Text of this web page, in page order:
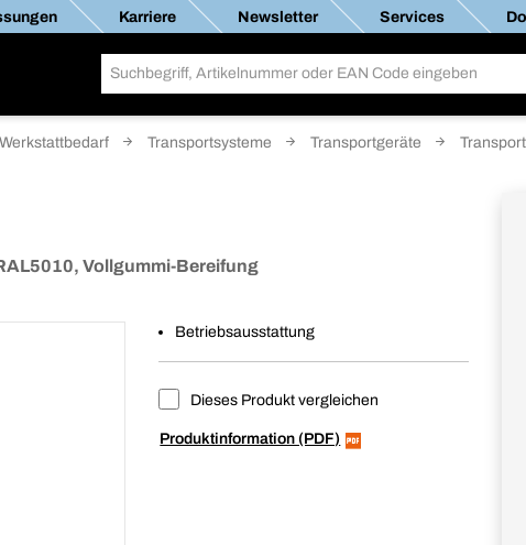
Karriere Newsletter Services
Werkstattbedarf Transportsysteme Transportgeräte
Vollgummi-Bereifung
Betriebsausstattung
Dieses Produkt vergleichen
Produktinformation (PDF)